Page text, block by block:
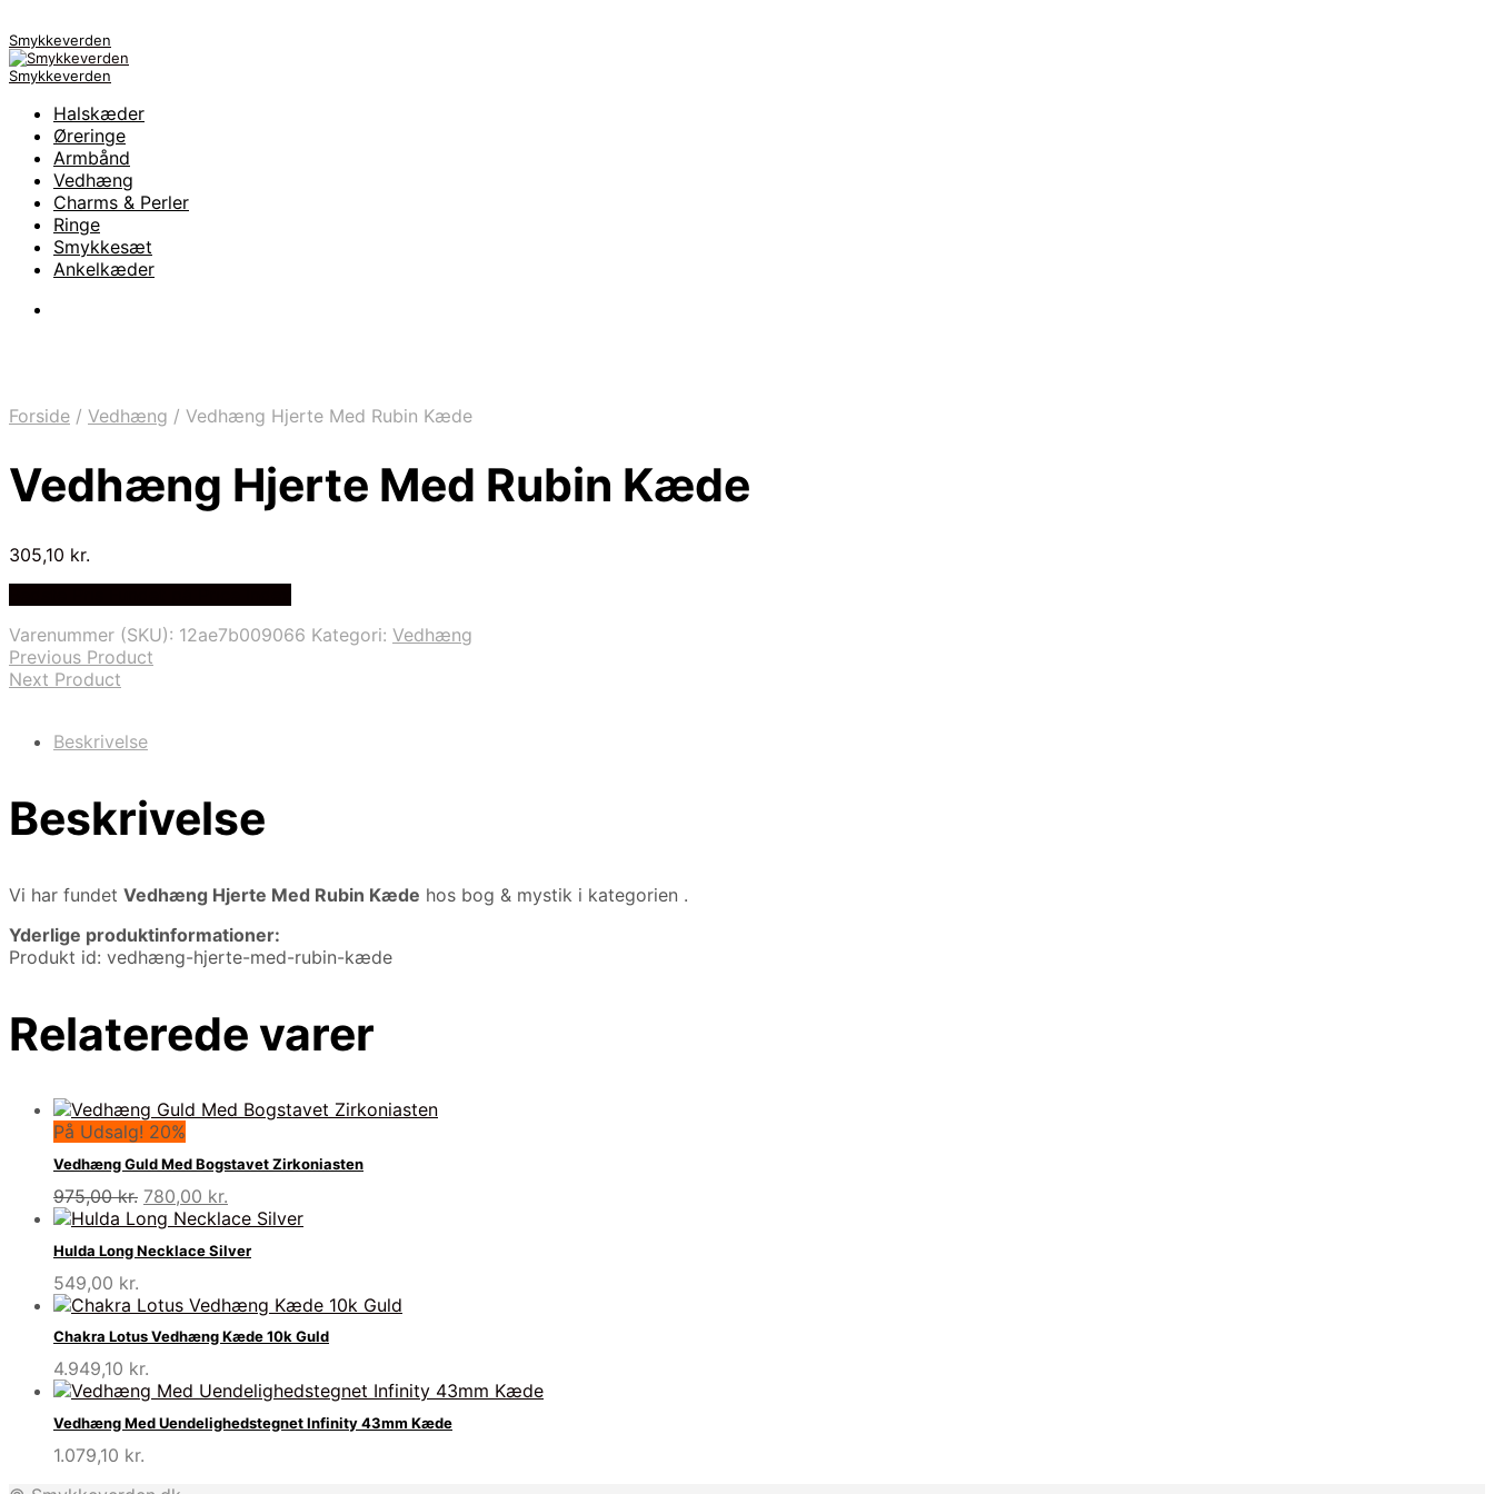
Smykkeverden
Smykkeverden
Halskæder
Øreringe
Armbånd
Vedhæng
Charms & Perler
Ringe
Smykkesæt
Ankelkæder
Forside / Vedhæng / Vedhæng Hjerte Med Rubin Kæde
Vedhæng Hjerte Med Rubin Kæde
305,10 kr.
Varenummer (SKU): 12ae7b009066 Kategori: Vedhæng
Previous Product
Next Product
Beskrivelse
Beskrivelse
Vi har fundet Vedhæng Hjerte Med Rubin Kæde hos bog & mystik i kategorien .
Yderlige produktinformationer:
Produkt id: vedhæng-hjerte-med-rubin-kæde
Relaterede varer
På Udsalg! 20%
Vedhæng Guld Med Bogstavet Zirkoniasten
975,00kr. Den
oprindelige
pris
var:
780,00 kr.
aktuelle
er:
Hulda Long Necklace Silver
549,00 kr.
Chakra Lotus Vedhæng Kæde 10k Guld
4.949,10 kr.
Vedhæng Med Uendelighedstegnet Infinity 43mm Kæde
1.079,10 kr.